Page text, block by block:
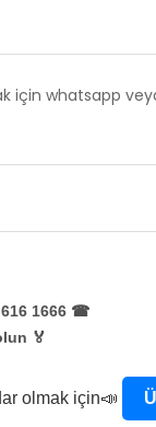
için whatsapp
616 1666 ☎
🏅
olmak için📣